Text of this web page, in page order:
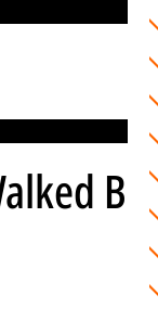
B